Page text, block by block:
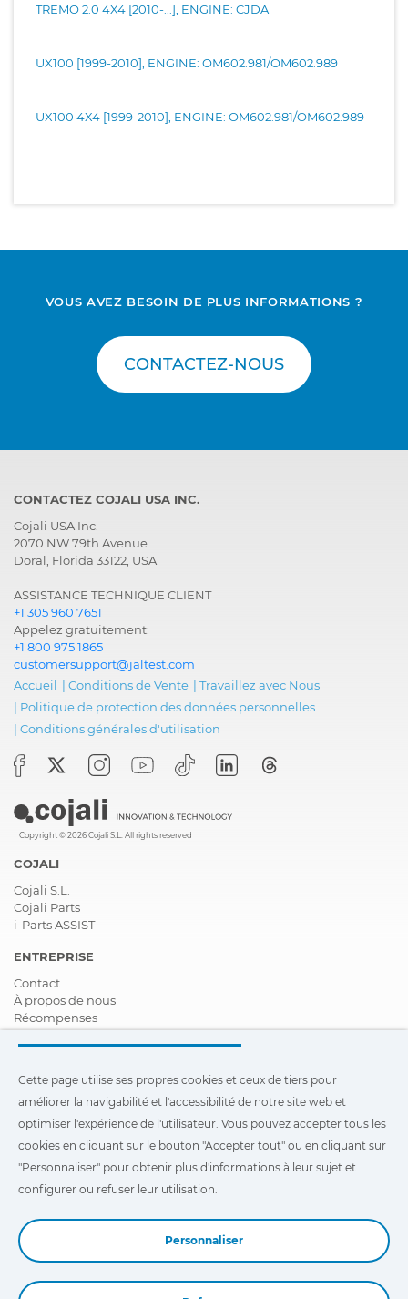
TREMO 2.0 4X4 [2010-...], ENGINE: CJDA
UX100 [1999-2010], ENGINE: OM602.981/OM602.989
UX100 4X4 [1999-2010], ENGINE: OM602.981/OM602.989
VOUS AVEZ BESOIN DE PLUS INFORMATIONS ?
CONTACTEZ-NOUS
CONTACTEZ COJALI USA INC.
Cojali USA Inc.
2070 NW 79th Avenue
Doral, Florida 33122, USA
ASSISTANCE TECHNIQUE CLIENT
+1 305 960 7651
Appelez gratuitement:
+1 800 975 1865
customersupport@jaltest.com
Accueil | Conditions de Vente | Travaillez avec Nous
| Politique de protection des données personnelles
| Conditions générales d'utilisation
Copyright © 2026 Cojali S.L. All rights reserved
COJALI
Cojali S.L.
Cojali Parts
i-Parts ASSIST
ENTREPRISE
Contact
À propos de nous
Récompenses
Certifications
Responsabilité Sociale D'entreprise
Nouveautés
Vidéos
FAQ - Foire Aux Questions
Cette page utilise ses propres cookies et ceux de tiers pour
améliorer la navigabilité et l'accessibilité de notre site Web et
optimiser l'expérience de l'utilisateur. Vous pouvez cliquer sur
configurer ou refuser leur utilisation.
Cette page utilise ses propres cookies et ceux de tiers pour
améliorer la navigabilité et l'accessibilité de notre site web et
optimiser l'expérience de l'utilisateur. Vous pouvez accepter tous les
cookies en cliquant sur le bouton "Accepter tout" ou en cliquant sur
"Personnaliser" pour obtenir plus d'informations à leur sujet et
configurer ou refuser leur utilisation.
Personnaliser